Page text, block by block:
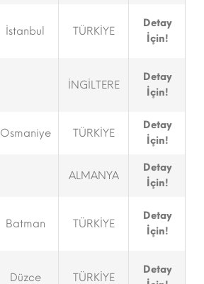
İstanbul TÜRKİYE
Detay
İçin!
İNGİLTERE
Detay
İçin!
Osmaniye TÜRKİYE
Detay
İçin!
ALMANYA
Detay
İçin!
Batman TÜRKİYE
Detay
İçin!
Düzce TÜRKİYE
Detay